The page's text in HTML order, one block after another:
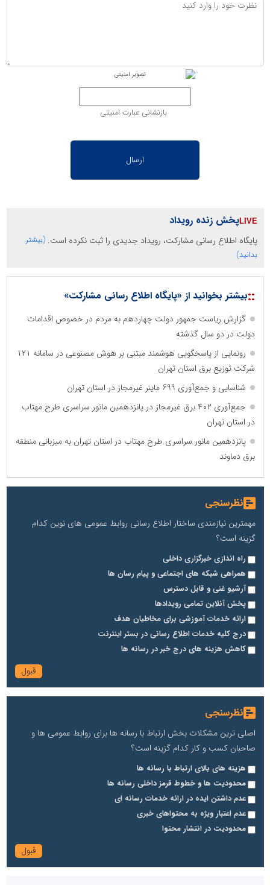
بازنشانی عبارت امنیتی
پخش زنده رویداد
پایگاه اطلاع رسانی مشارکت، رویداد جدیدی را ثبت نکرده است. (بیشتر
بدانید)
::بیشتر بخوانید از «پایگاه اطلاع رسانی مشارکت»
گزارش ریاست جمهور دولت چهاردهم به مردم در خصوص اقدامات
دولت در دو سال گذشته
رونمایی از پاسخگویی هوشمند مبتنی بر هوش مصنوعی در سامانه ۱۲۱
شرکت توزیع برق استان تهران
شناسایی و جمع‌آوری 699 ماینر غیرمجاز در استان تهران
جمع‌آوری ۴۰۲ برق غیرمجاز در پانزدهمین مانور سراسری طرح مهتاب
در استان تهران
پانزدهمین مانور سراسری طرح مهتاب در استان تهران به میزبانی منطقه
برق دماوند
نظرسنجی
مهمترین نیازمندی ساختار اطلاع رسانی روابط عمومی های نوین کدام
گزینه است؟
راه اندازی خبرگزاری داخلی
همراهی شبکه های اجتماعی و پیام رسان ها
آرشیو غنی و قابل دسترس
پخش آنلاین تمامی رویدادها
ارائه خدمات آموزشی برای مخاطیان هدف
درج کلیه خدمات اطلاع رسانی در بستر اینترنت
کاهش هزینه های درج خبر در رسانه ها
نظرسنجی
اصلی ترین مشکلات بخش ارتباط با رسانه ها برای روابط عمومی ها و
صاحبان کسب و کار کدام گزینه است؟
هزینه های بالای ارتباط با رسانه ها
محدودیت ها و خطوط قرمز داخلی رسانه ها
عدم داشتن ایده در ارائه خدمات رسانه ای
عدم اعتبار ویژه به محتواهای خبری
محدودیت در انتشار محتوا